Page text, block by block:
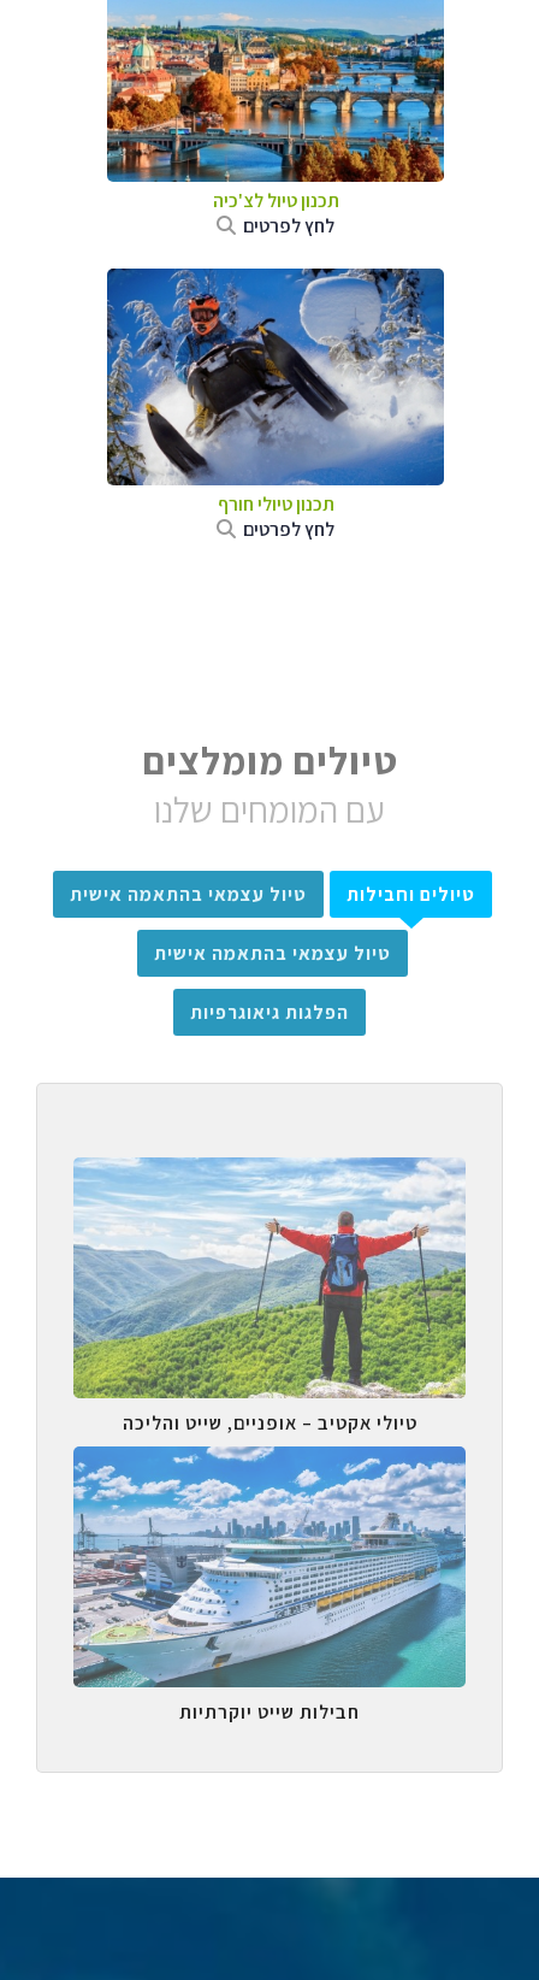
תכנון טיול לצ'כיה
לחץ לפרטים
תכנון טיולי חורף
לחץ לפרטים
טיולים מומלצים
עם המומחים שלנו
טיולים וחבילות טיול עצמאי בהתאמה אישית
טיול עצמאי בהתאמה אישית
הפלגות גיאוגרפיות
טיולי אקטיב – אופניים, שייט והליכה
חבילות שייט יוקרתיות